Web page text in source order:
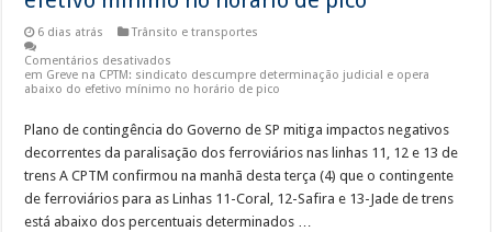
6 dias atrás
Trânsito e transportes
Comentários desativados
em Greve na CPTM: sindicato descumpre determinação judicial e opera
abaixo do efetivo mínimo no horário de pico
Plano de contingência do Governo de SP mitiga impactos negativos
decorrentes da paralisação dos ferroviários nas linhas 11, 12 e 13 de
trens A CPTM confirmou na manhã desta terça (4) que o contingente
de ferroviários para as Linhas 11-Coral, 12-Safira e 13-Jade de trens
está abaixo dos percentuais determinados …